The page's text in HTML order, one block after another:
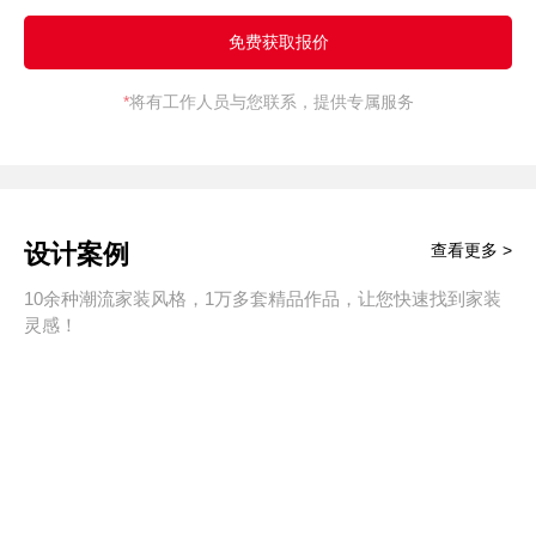
*将有工作人员与您联系，提供专属服务
设计案例
10余种潮流家装风格，1万多套精品作品，让您快速找到家装
灵感！
查看更多 >